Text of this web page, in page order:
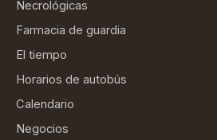
Necrológicas
Farmacia de guardia
El tiempo
Horarios de autobús
Calendario
Negocios